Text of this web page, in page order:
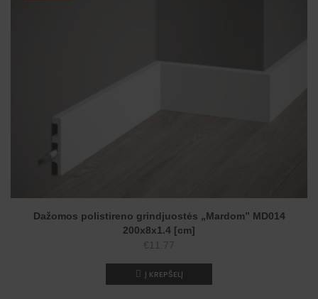
Dažomos polistireno grindjuostės „Mardom” MD014
200x8x1.4 [cm]
€ 11.77
Į KREPŠELĮ